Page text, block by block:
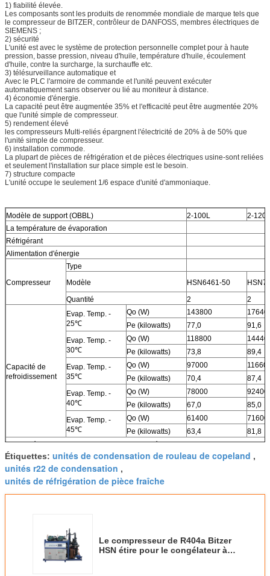
1) fiabilité élevée.
Les composants sont les produits de renommée mondiale de marque tels que
le compresseur de BITZER, contrôleur de DANFOSS, membres électriques de
SIEMENS ;
2) sécurité
L'unité est avec le système de protection personnelle complet pour à haute
pression, basse pression, niveau d'huile, température d'huile, écoulement
d'huile, contre la surcharge, la surchauffe etc.
3) télésurveillance automatique et
Avec le PLC l'armoire de commande et l'unité peuvent exécuter
automatiquement sans observer ou lié au moniteur à distance.
4) économie d'énergie.
La capacité peut être augmentée 35% et l'efficacité peut être augmentée 20%
que l'unité simple de compresseur.
5) rendement élevé
les compresseurs Multi-reliés épargnent l'électricité de 20% à de 50% que
l'unité simple de compresseur.
6) installation commode.
La plupart de pièces de réfrigération et de pièces électriques usine-sont reliées
et seulement l'installation sur place simple est le besoin.
7) structure compacte
L'unité occupe le seulement 1/6 espace d'unité d'ammoniaque.
Modèle de support (OBBL) 2-100L
2-120L
La température de évaporation
Réfrigérant
Alimentation d'énergie
Compresseur
Type
Modèle
HSN6461-50
Quantité
2 2
Capacité de
refroidissement
Evap. Temp. -
25℃
Qo (W) 143800
Pe (kilowatts)
77,0
91,6
Evap. Temp. -
30℃
Qo (W) 118800
Pe (kilowatts)
73,8
89,4
Evap. Temp. -
35℃
Qo (W) 97000
Pe (kilowatts)
70,4
87,4
Evap. Temp. -
40℃
Qo (W) 78000
Pe (kilowatts)
67,0
85,0
Evap. Temp. -
45℃
Qo (W) 61400
Pe (kilowatts)
63,4
81,8
La température de condensation 35℃, avec l'économiseur.
Étiquettes: unités de condensation de rouleau de copeland ,
unités r22 de condensation ,
unités de réfrigération de pièce fraîche
Le compresseur de R404a Bitzer
HSN étire pour le congélateur à